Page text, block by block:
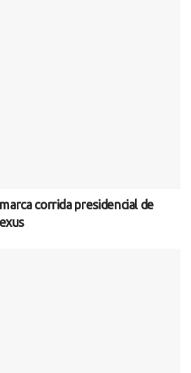
corrida presidencial de